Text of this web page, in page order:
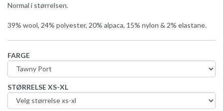
Normal i størrelsen.
39% wool, 24% polyester, 20% alpaca, 15% nylon & 2% elastane.
FARGE
STØRRELSE XS-XL